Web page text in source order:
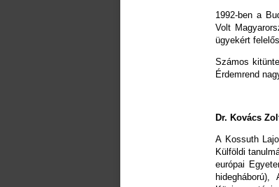
1992-ben a
Volt
ügyekért
Számos
Érdemrend
Dr. Kovács
A Kossuth
Külföldi
európai